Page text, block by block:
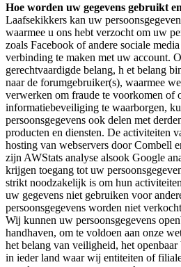
Hoe worden uw gegevens gebruikt
Laafsekikkers kan uw
waarmee u ons hebt verzocht om uw
zoals Facebook of andere sociale
verbinding te maken met uw account.
gerechtvaardigde belang, h et belang
naar de forumgebruiker(s), waarmee
verwerken om fraude te voorkomen of
informatiebeveiliging te waarborgen,
persoonsgegevens ook delen met
producten en diensten. De activiteiten
hosting van webservers door Combell
zijn AWStats analyse alsook Google
krijgen toegang tot uw
strikt noodzakelijk is om hun
uw gegevens niet gebruiken voor
persoonsgegevens worden niet
Wij kunnen uw persoonsgegevens
handhaven, om te voldoen aan onze
het belang van veiligheid, het
in ieder land waar wij entiteiten of